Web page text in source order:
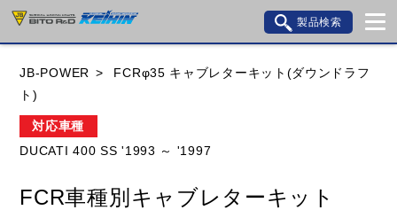
製品検索
HONDA YAMAHA
KAWASAKI BMW DUCATI GILERA
JB-POWER
FCRφ35 キャブレターキット(ダウンドラフ
ト)
対応車種
DUCATI 400 SS '1993 ～ '1997
FCR車種別キャブレターキット